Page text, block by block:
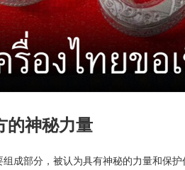
的神秘力量
成部分，被认为具有神秘的力量和保